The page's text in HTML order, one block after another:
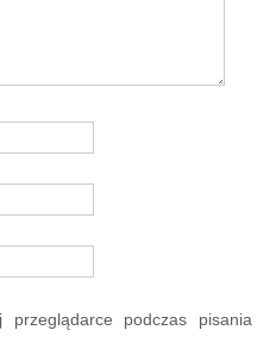
podczas pisania